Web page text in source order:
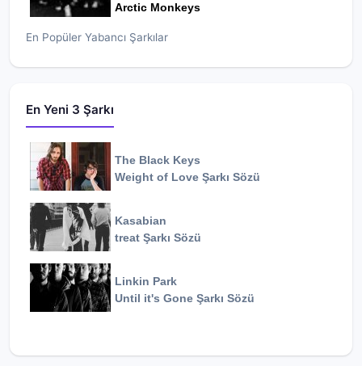
Arctic Monkeys
En Popüler Yabancı Şarkılar
En Yeni 3 Şarkı
The Black Keys
Weight of Love Şarkı Sözü
Kasabian
treat Şarkı Sözü
Linkin Park
Until it's Gone Şarkı Sözü